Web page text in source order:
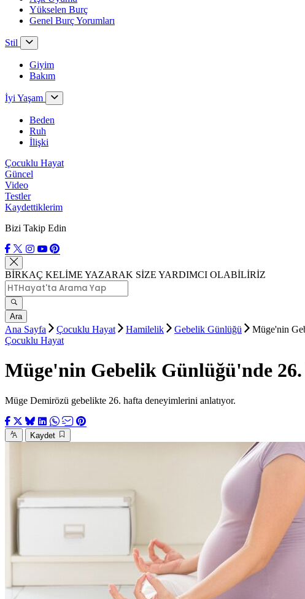
Yükselen Burç
Genel Burç Yorumları
Stil
Giyim
Bakım
İyi Yaşam
Beden
Ruh
İlişki
Çocuklu Hayat
Güncel
Video
Testler
Kaydettiklerim
Bizi Takip Edin
BİRKAÇ KELİME YAZARAK SİZE YARDIMCI OLABİLİRİZ
Ara
Ana Sayfa Çocuklu Hayat Hamilelik Gebelik Günlüğü
Müge'nin
Çocuklu Hayat
Müge'nin Gebelik Günlüğü'nde
Müge Demirözü gebelikte 26. hafta deneyimlerini anlatıyor.
Kaydet